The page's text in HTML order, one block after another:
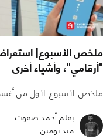
"أرقامي"، وأشياء أخرى
ملخص الأسبوع الأول من
بقلم أحمد صفوت
منذ يومين